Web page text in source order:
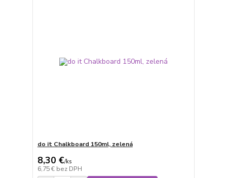
do it Chalkboard 150ml, zelená
8,30 €/ks
6,75 € bez DPH